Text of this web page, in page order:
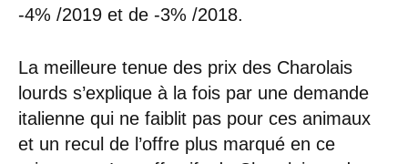
-4% /2019 et de -3% /2018.
La meilleure tenue des prix des Charolais
lourds s’explique à la fois par une demande
italienne qui ne faiblit pas pour ces animaux
et un recul de l’offre plus marqué en ce